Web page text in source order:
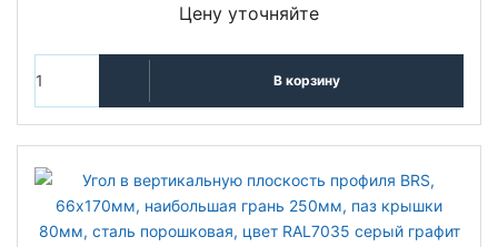
Цену уточняйте
В корзину